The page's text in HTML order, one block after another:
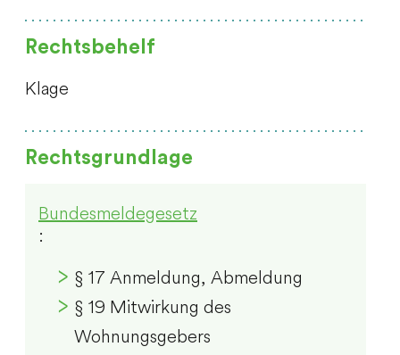
Rechtsbehelf
Klage
Rechtsgrundlage
Bundesmeldegesetz
:
§ 17 Anmeldung, Abmeldung
§ 19 Mitwirkung des
Wohnungsgebers